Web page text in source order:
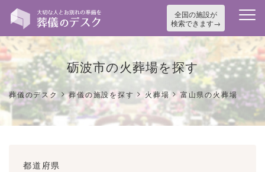
全国の施設が
検索できます
砺波市の火葬場を探す
葬儀のデスク >葬儀の施設を探す > 火葬場>富山県の火葬場
都道府県